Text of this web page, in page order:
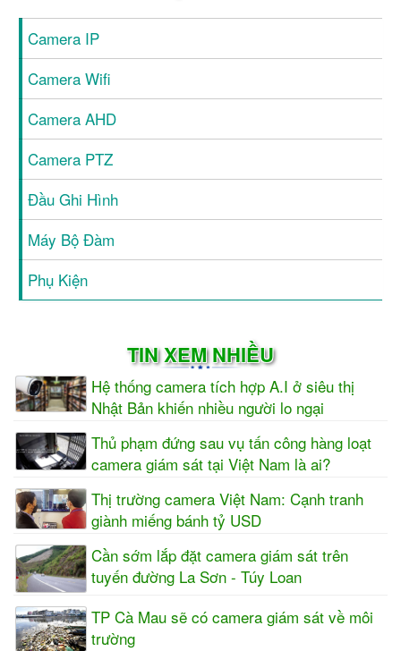
Camera IP
Camera Wifi
Camera AHD
Camera PTZ
Đầu Ghi Hình
Máy Bộ Đàm
Phụ Kiện
TIN XEM NHIỀU
Hệ thống camera tích hợp A.I ở siêu thị
Nhật Bản khiến nhiều người lo ngại
Thủ phạm đứng sau vụ tấn công hàng loạt
camera giám sát tại Việt Nam là ai?
Thị trường camera Việt Nam: Cạnh tranh
giành miếng bánh tỷ USD
Cần sớm lắp đặt camera giám sát trên
tuyến đường La Sơn - Túy Loan
TP Cà Mau sẽ có camera giám sát về môi
trường